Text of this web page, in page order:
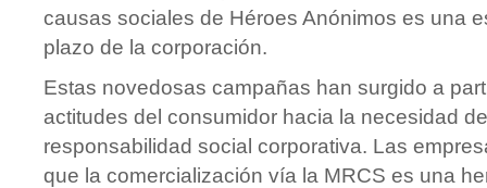
causas sociales de Héroes Anónimos es una
plazo de la corporación.
Estas novedosas campañas han surgido a
actitudes del consumidor hacia la necesidad
responsabilidad social corporativa. Las
que la comercialización vía la MRCS es una